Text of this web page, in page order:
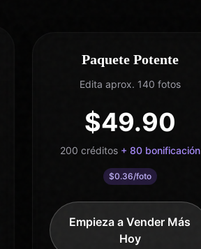
Paquete Potente
Edita aprox. 140 fotos
$49.90
200 créditos + 80 bonificación
$0.36/foto
Empieza a Vender Más
Hoy